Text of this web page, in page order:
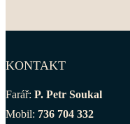
KONTAKT
Farář: P. Petr Soukal
Mobil: 736 704 332